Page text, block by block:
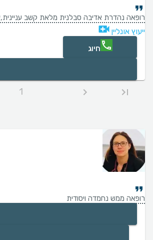
רופאה נהדרת אדיבה סבלנית מלאת קשב
ייעוץ אונליין
חיוג
1
רופאה ממש נחמדה ויסודית